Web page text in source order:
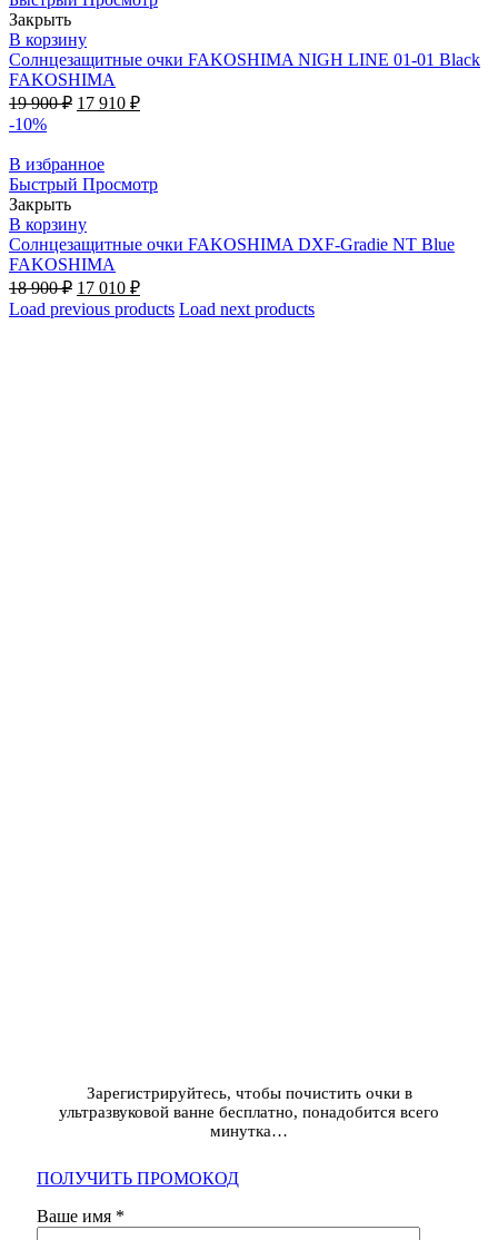
Закрыть
В корзину
Солнцезащитные очки FAKOSHIMA NIGH LINE 01-01 Black
FAKOSHIMA
19 900₽ 17 910 ₽
-10%
В избранное
Быстрый Просмотр
Закрыть
В корзину
Солнцезащитные очки FAKOSHIMA DXF-Gradie NT Blue
FAKOSHIMA
18 900₽ 17 010 ₽
Load previous products Load next products
Зарегистрируйтесь, чтобы почистить очки в
ультразвуковой ванне бесплатно, понадобится всего
минутка…
ПОЛУЧИТЬ ПРОМОКОД
Ваше имя *